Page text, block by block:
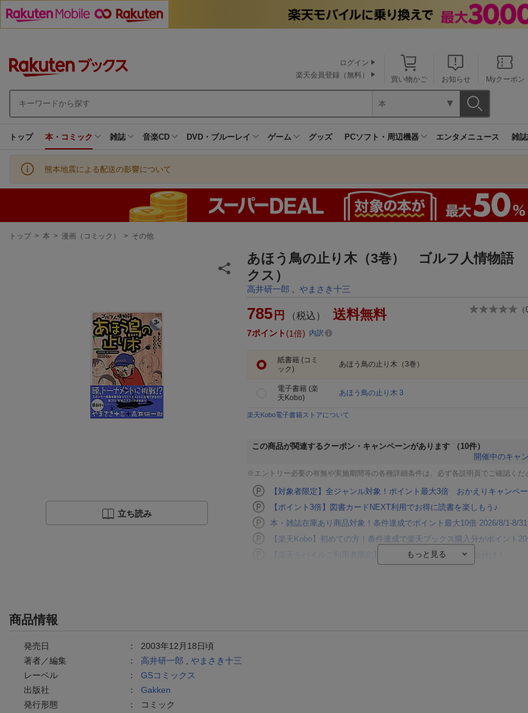
買い物かご お知らせ Myクーポン
ログイン
楽天会員登録（無料）
本
トップ 本・コミック 雑誌 音楽CD DVD・ブルーレイ ゲーム グッズ PCソフト・周辺機器 エンタメニュース 雑
熊本地震による配送の影響について
現
トップ > 本 > 漫画（コミック） > その他
立ち読み
あほう鳥の止り木（3巻） ゴルフ人情物語
クス）
高井研一郎 やまさき十三
（
785 円 （税込） 送料無料
7ポイント 1倍 内訳
紙書籍 (コミ
ック)
あほう鳥の止り木（3巻）
電子書籍 (楽
天Kobo)
あほう鳥の止り木 3
楽天Kobo電子書籍ストアについて
この商品が関連するクーポン・キャンペーンがあります
（10件）
開催中のキャ
※エントリー必要の有無や実施期間等の各種詳細条件は、必ず各説明頁でご確認くだ
【対象者限定】全ジャンル対象！ポイント最大3倍 おかえりキャンペ
【ポイント3倍】図書カードNEXT利用でお得に読書を楽しもう♪
本・雑誌在庫あり商品対象！条件達成でポイント最大10倍 2026/8/1-8/31
【楽天Kobo】初めての方！条件達成で楽天ブックス購入分がポイント20
【楽天モバイルご利用者限定】条件達成で100万ポイント山分け！
商品情報
発売日 ： 2003年12月18日頃
著者／編集
： 高井研一郎
やまさき十三
レーベル
： GSコミックス
出版社
： Gakken
発行形態
：
コミック